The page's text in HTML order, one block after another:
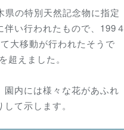
の特別天然記念物に指定
い行われたもので、199４
大移動が行われたそうで
えました。
内には様々な花があふれ
て示します。